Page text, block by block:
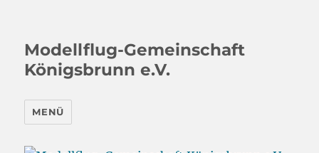
Modellflug-Gemeinschaft
Königsbrunn e.V.
MENÜ